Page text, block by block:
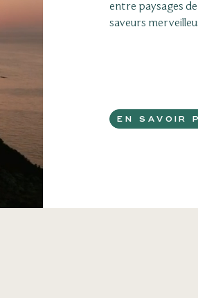
entre paysages
saveurs
EN SAVOIR